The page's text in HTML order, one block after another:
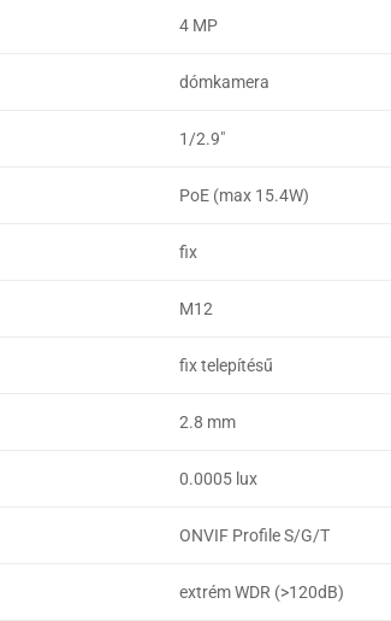
4 MP
dómkamera
1/2.9"
PoE (max 15.4W)
fix
M12
fix telepítésű
2.8 mm
0.0005 lux
ONVIF Profile S/G/T
extrém WDR (>120dB)